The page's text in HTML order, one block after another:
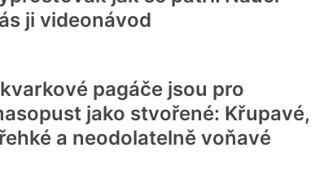
ji videonávod
pagáče jsou pro
jako stvořené: Křupavé,
a neodolatelně voňavé